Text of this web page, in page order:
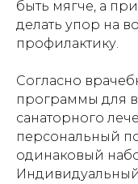
быть мягче, а
делать упор на
профилактику.
Согласно
программы для
санаторного
персональный
одинаковый